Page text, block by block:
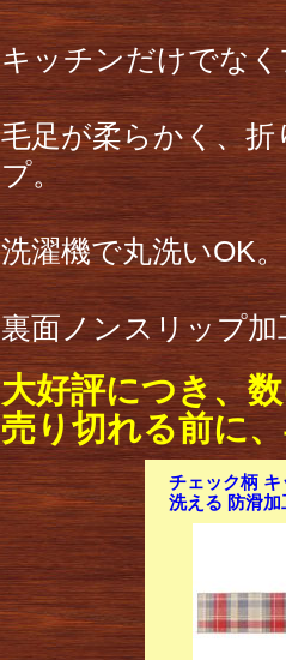
キッチンだけでな
毛足が柔らかく、
プ。
洗濯機で丸洗いOK。
裏面ノンスリップ加
大好評につき、
売り切れる前に
チェック柄
洗える 防滑